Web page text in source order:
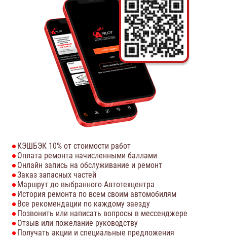
КЭШБЭК 10% от стоимости работ
Оплата ремонта начисленными баллами
Онлайн запись на обслуживание и ремонт
Заказ запасных частей
Маршрут до выбранного Автотехцентра
История ремонта по всем своим автомобилям
Все рекомендации по каждому заезду
Позвонить или написать вопросы в мессенджере
Отзыв или пожелание руководству
Получать акции и специальные предложения